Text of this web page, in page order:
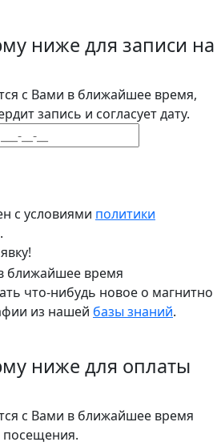
ниже для записи на
с Вами в ближайшее время,
запись и согласует дату.
с условиями политики
.
ближайшее время
что-нибудь новое о магнитно
из нашей базы знаний.
ниже для оплаты
с Вами в ближайшее время
посещения.